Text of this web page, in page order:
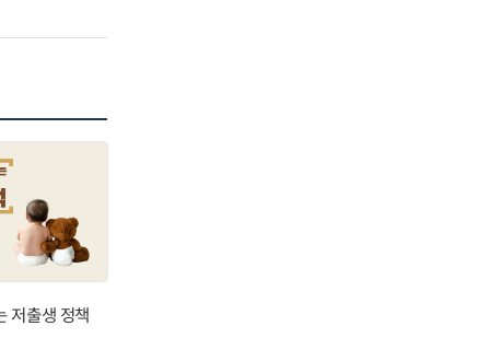
저출생 정책